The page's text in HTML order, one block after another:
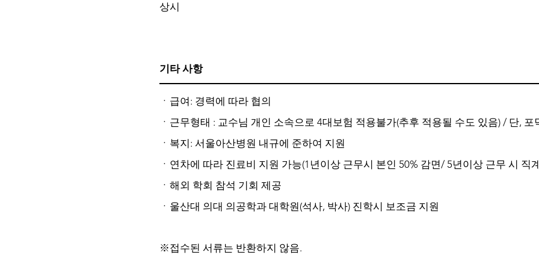
상시
​기타 사항
ㆍ급여: 경력에 따라 협의
ㆍ근무형태 : 교수님 개인 소속으로 4대보험 적용불가(추후 적용될 수도 있음) / 단,
ㆍ복지: 서울아산병원 내규에 준하여 지원
ㆍ연차에 따라 진료비 지원 가능(1년이상 근무시 본인 50% 감면/ 5년이상 근무 시 직
ㆍ해외 학회 참석 기회 제공
ㆍ울산대 의대 의공학과 대학원(석사, 박사) 진학시 보조금 지원
※접수된 서류는 반환하지 않음.